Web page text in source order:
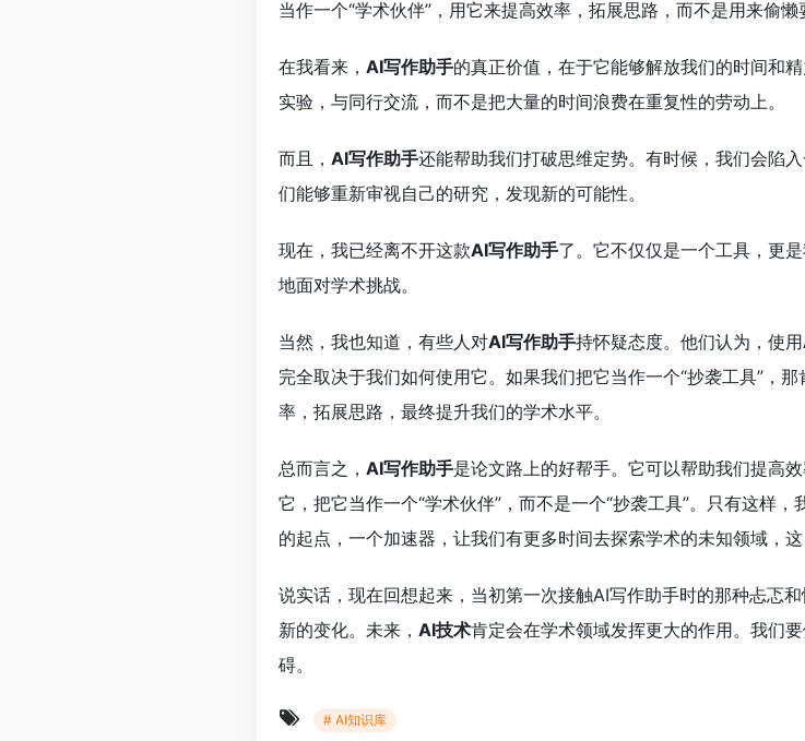
当作一个“学术伙伴”，用它来提高效率，拓展思路，而不是用来偷懒
在我看来， AI写作助手的真正价值，在于它能够解放我们的时间和
实验，与同行交流，而不是把大量的时间浪费在重复性的劳动上。
而且， AI写作助手还能帮助我们打破思维定势。有时候，我们会陷
们能够重新审视自己的研究，发现新的可能性。
现在，我已经离不开这款AI写作助手了。它不仅仅是一个工具，更
地面对学术挑战。
当然，我也知道，有些人对AI写作助手持怀疑态度。他们认为，使用
完全取决于我们如何使用它。如果我们把它当作一个“抄袭工具”，
率，拓展思路，最终提升我们的学术水平。
总而言之， AI写作助手是论文路上的好帮手。它可以帮助我们提高
它，把它当作一个“学术伙伴”，而不是一个“抄袭工具”。只有这样，
的起点，一个加速器，让我们有更多时间去探索学术的未知领域，这
说实话，现在回想起来，当初第一次接触AI写作助手时的那种忐忑
新的变化。未来， AI技术肯定会在学术领域发挥更大的作用。我们
碍。
# AI知识库